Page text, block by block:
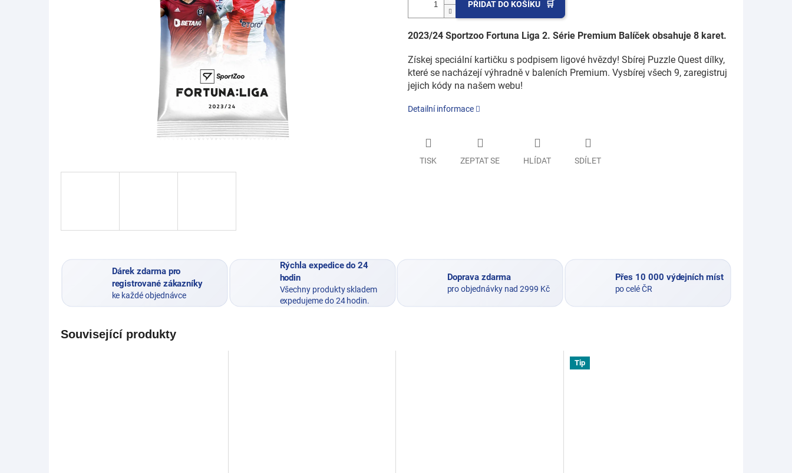
PŘIDAT DO KOŠÍKU
2023/24 Sportzoo Fortuna Liga 2. Série Premium Balíček obsahuje 8 karet.
Získej speciální kartičku s podpisem ligové hvězdy! Sbírej Puzzle Quest dílky,
které se nacházejí výhradně v baleních Premium. Vysbírej všech 9, zaregistruj
jejich kódy na našem webu!
Detailní informace
TISK ZEPTAT SE HLÍDAT SDÍLET
Dárek zdarma pro
registrované zákazníky
ke každé objednávce
Rýchla expedice do 24
hodin
Všechny produkty skladem
expedujeme do 24 hodin.
Doprava zdarma
pro objednávky nad 2999 Kč
Přes 10 000 výdejních míst
po celé ČR
Související produkty
Tip